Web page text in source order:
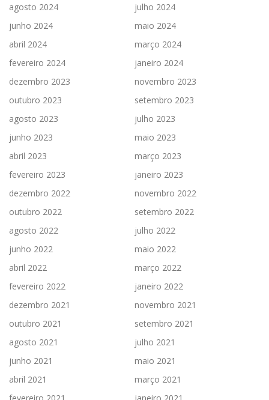
agosto 2024
julho 2024
junho 2024
maio 2024
abril 2024
março 2024
fevereiro 2024
janeiro 2024
dezembro 2023
novembro 2023
outubro 2023
setembro 2023
agosto 2023
julho 2023
junho 2023
maio 2023
abril 2023
março 2023
fevereiro 2023
janeiro 2023
dezembro 2022
novembro 2022
outubro 2022
setembro 2022
agosto 2022
julho 2022
junho 2022
maio 2022
abril 2022
março 2022
fevereiro 2022
janeiro 2022
dezembro 2021
novembro 2021
outubro 2021
setembro 2021
agosto 2021
julho 2021
junho 2021
maio 2021
abril 2021
março 2021